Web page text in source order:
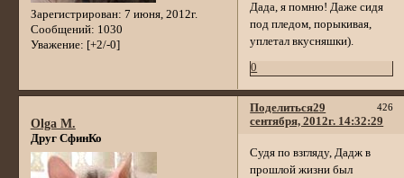
Зарегистрирован: 7 июня, 2012г.
Сообщений: 1030
Уважение: [+2/-0]
Дада, я помню! Даже сидя
под пледом, порыкивая,
уплетал вкусняшки).
0
Поделиться 426
29
сентября, 2012г. 14:32:29
Olga M.
Друг СфинКо
Судя по взгляду, Дадж в
прошлой жизни был